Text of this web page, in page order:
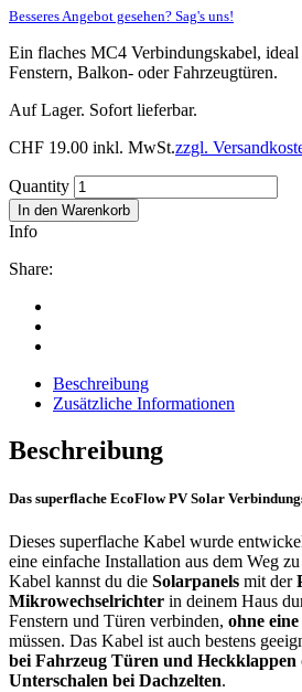
Besseres Angebot gesehen? Sag's uns!
Ein flaches MC4 Verbindungskabel,
Fenstern, Balkon- oder Fahrzeugtüren.
Auf Lager. Sofort lieferbar.
CHF 19.00 inkl. MwSt.zzgl.
Quantity
In den Warenkorb
Info
Share:
Beschreibung
Zusätzliche Informationen
Beschreibung
Das superflache EcoFlow PV Solar
Dieses superflache Kabel wurde
eine einfache Installation aus dem Weg
Kabel kannst du die Solarpanels mit der
Mikrowechselrichter in deinem Haus
Fenstern und Türen verbinden, ohne
müssen. Das Kabel ist auch bestens
bei Fahrzeug Türen und Heckklappen
Unterschalen bei Dachzelten.